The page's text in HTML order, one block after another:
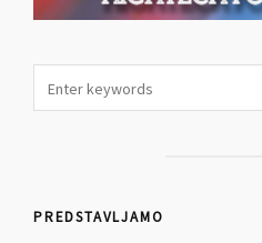
PREDSTAVLJAMO